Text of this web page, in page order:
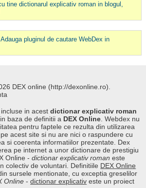
tine dictionarul explicativ roman in blogul,
pluginul de cautare WebDex in
DEX online (http://dexonline.ro).
in acestdictionar explicativ roman
baza de definitii a DEX Online . Webdex nu
pentru faptele ce rezulta din utilizarea
acest site si nu are nici o raspundere cu
si coerenta informatiilor prezentate. Dex
pe internet a unor dictionare de prestigiu
Online -dictionar explicativ roman este
colectiv de voluntari. Definitiile DEX Online
sursele mentionate, cu exceptia greselilor
Online -dictionar explicativ este un proiect